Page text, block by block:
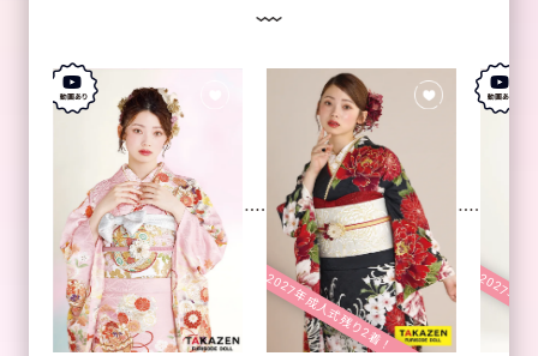
2027年成人式残り2着！ 2027年